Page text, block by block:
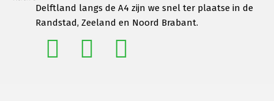
Delftland langs de A4 zijn we snel ter plaatse in de
Randstad, Zeeland en Noord Brabant.